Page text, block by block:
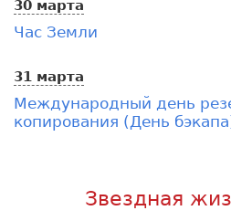
30 марта
Час Земли
31 марта
Международный день
копирования (День
Звездная